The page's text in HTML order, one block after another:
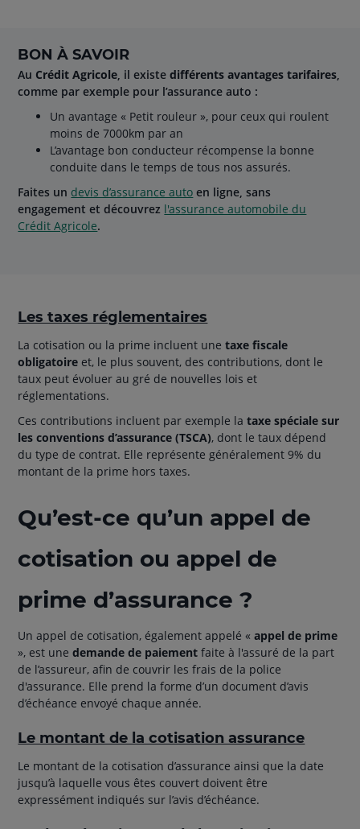
BON À SAVOIR
Au Crédit Agricole, il existedifférents avantages tarifaires,
comme par exemple pour l’assurance auto :
Un avantage « Petit rouleur », pour ceux qui roulent
moins de 7000km par an
L’avantage bon conducteur récompense la bonne
conduite dans le temps de tous nos assurés.
Faites un devis d’assurance auto en ligne, sans
engagement et découvrez l'assurance automobile du
Crédit Agricole.
Les taxes réglementaires
La cotisation ou la prime incluent unetaxe fiscale
obligatoire et, le plus souvent, des contributions, dont le
taux peut évoluer au gré de nouvelles lois et
réglementations.
Ces contributions incluent par exemple lataxe spéciale sur
les conventions d’assurance (TSCA), dont le taux dépend
du type de contrat. Elle représente généralement 9% du
montant de la prime hors taxes.
Qu’est-ce qu’un appel de
cotisation ou appel de
prime d’assurance ?
Un appel de cotisation, également appelé «appel de prime
», est unedemande de paiement faite à l'assuré de la part
de l’assureur, afin de couvrir les frais de la police
d'assurance. Elle prend la forme d’un document d’avis
d’échéance envoyé chaque année.
Le montant de la cotisation assurance
Le montant de la cotisation d’assurance ainsi que la date
jusqu’à laquelle vous êtes couvert doivent être
expressément indiqués sur l’avis d’échéance.